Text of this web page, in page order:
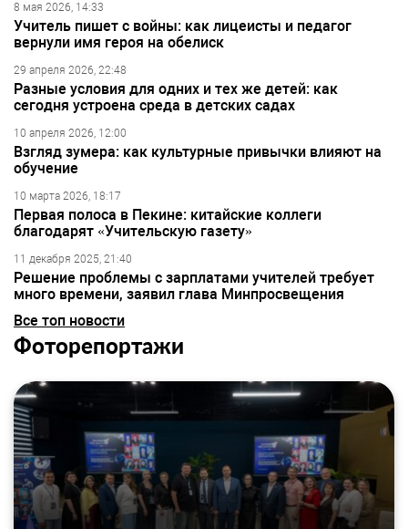
8 мая 2026, 14:33
Учитель пишет с войны: как лицеисты и педагог
вернули имя героя на обелиск
29 апреля 2026, 22:48
Разные условия для одних и тех же детей: как
сегодня устроена среда в детских садах
10 апреля 2026, 12:00
Взгляд зумера: как культурные привычки влияют на
обучение
10 марта 2026, 18:17
Первая полоса в Пекине: китайские коллеги
благодарят «Учительскую газету»
11 декабря 2025, 21:40
Решение проблемы с зарплатами учителей требует
много времени, заявил глава Минпросвещения
Все топ новости
Фоторепортажи